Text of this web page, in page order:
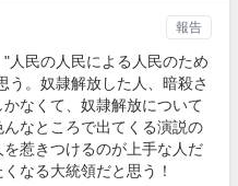
人民の人民による人民のため
う。奴隷解放した人、暗殺さ
なくて、奴隷解放について
なところで出てくる演説の
惹きつけるのが上手な人だ
なる大統領だと思う！
報告